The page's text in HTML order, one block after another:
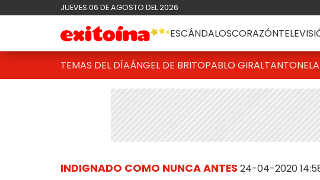
JUEVES 06 DE AGOSTO DEL 2026
ESCÁNDALOSCORAZÓN
TEMAS DEL DÍAÁNGEL DE BRITOPABLO GIRALT
INDIGNADO COMO NUNCA ANTES 24-04-2020